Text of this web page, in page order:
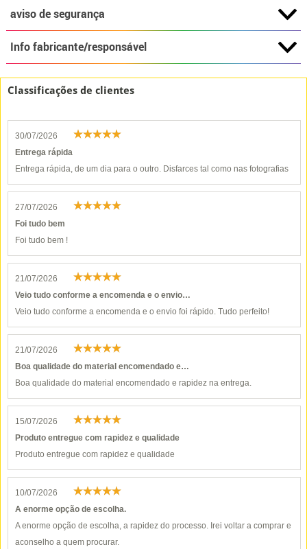
aviso de segurança
Info fabricante/responsável
Classificações de clientes
30/07/2026
Entrega rápida
Entrega rápida, de um dia para o outro. Disfarces tal como nas fotografias
27/07/2026
Foi tudo bem
Foi tudo bem !
21/07/2026
Veio tudo conforme a encomenda e o envio…
Veio tudo conforme a encomenda e o envio foi rápido. Tudo perfeito!
21/07/2026
Boa qualidade do material encomendado e…
Boa qualidade do material encomendado e rapidez na entrega.
15/07/2026
Produto entregue com rapidez e qualidade
Produto entregue com rapidez e qualidade
10/07/2026
A enorme opção de escolha.
A enorme opção de escolha, a rapidez do processo. Irei voltar a comprar e
aconselho a quem procurar.